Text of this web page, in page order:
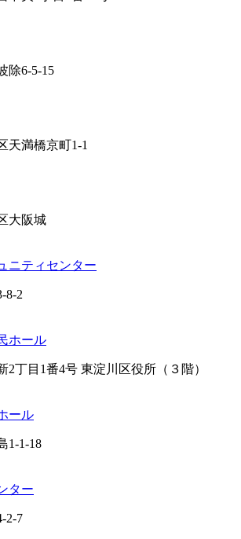
除6-5-15
天満橋京町1-1
大阪城
ニティセンター
8-2
ホール
2丁目1番4号 東淀川区役所（３階）
ール
1-1-18
ター
2-7